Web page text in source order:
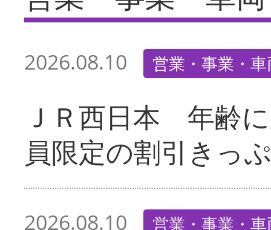
2026.08.10 営業・事業・
ＪＲ西日本 年齢
員限定の割引きっ
2026.08.10 営業・事業・